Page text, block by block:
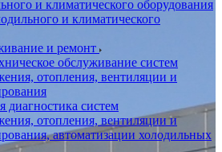
и климатического оборудования
и климатического
и ремонт
обслуживание систем
отопления, вентиляции и
диагностика систем
отопления, вентиляции и
автоматизации холодильных